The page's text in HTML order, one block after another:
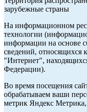
зарубежные страны
На информационном
технологии
информации на основе
сведений, относящихся
"Интернет",
Федерации).
Во время посещения
обрабатываем ваши
метрик Яндекс Метрика,